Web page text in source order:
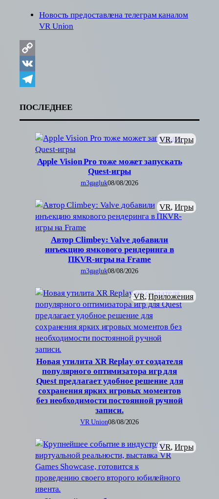
Новость предоставлена телеграм каналом
VR Union
Copy
Link
VK
ПОСЛЕДНЕЕ
Apple Vision Pro тоже может запускать
Quest-игры
VR, Игры
m3gagluk08/08/2026
Автор Climbey: Valve добавили
инъекцию ямкового рендеринга в
ПКVR-игры на Frame
VR, Игры
m3gagluk08/08/2026
Новая утилита XR Replay от создателя
популярного оптимизатора игр для
Quest предлагает удобное решение для
сохранения ярких игровых моментов
без необходимости постоянной ручной
записи.
VR, Приложения
VR Union08/08/2026
VR, Игры